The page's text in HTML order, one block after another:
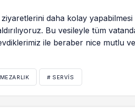
daha kolay
Bu vesileyle tüm
ile beraber nice mutlu
# SERVIS